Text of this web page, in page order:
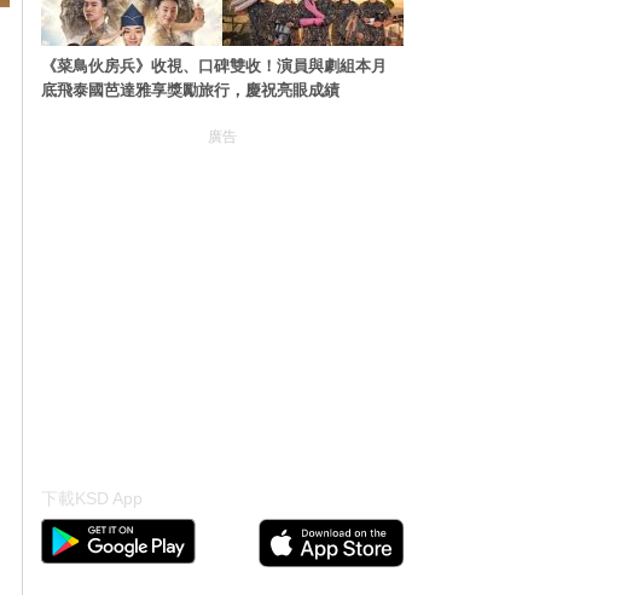
《菜鳥伙房兵》收視、口碑雙收！演員與劇組本月
底飛泰國芭達雅享獎勵旅行，慶祝亮眼成績
廣告
下載KSD App